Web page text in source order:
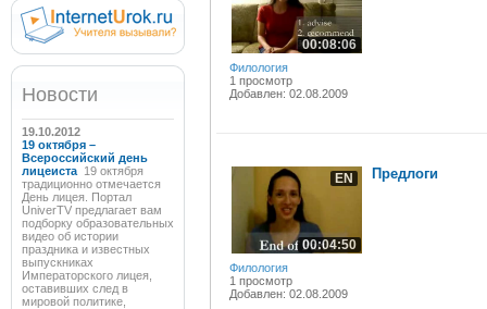
Новости
19.10.2012
19 октября –
Всероссийский день
лицеиста 19 октября
традиционно отмечается
День лицея. Портал
UniverTV предлагает вам
подборку образовательных
видео об истории
праздника и известных
выпускниках
Императорского лицея,
оставивших след в
мировой политике,
00:08:06
Филология
1 просмотр
Добавлен: 02.08.2009
EN
00:04:50
Филология
1 просмотр
Добавлен: 02.08.2009
Предлоги